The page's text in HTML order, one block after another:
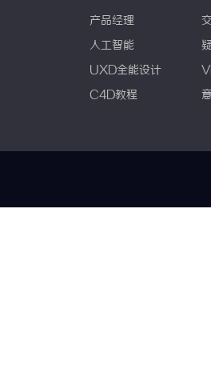
产品经理
人工智能
UXD全能设计
C4D教程